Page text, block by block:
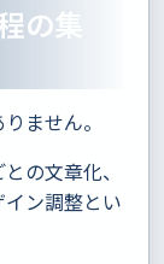
の集
ません。
の文章化、
ン調整とい